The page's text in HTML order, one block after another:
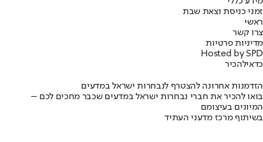
זמני כניסת וצאת שבת
ראשי
צרו קשר
מדיניות פרטיות
Hosted by SPD
כדאילהכיר
הזדמנות אחרונה להצטרף לנבחרות ישראל במדעים
בואו להכיר את חברי נבחרות ישראל במדעים שכבר מחכים לכם –
המיונים בעיצומם
בשיתוף מרכז מדעני העתיד